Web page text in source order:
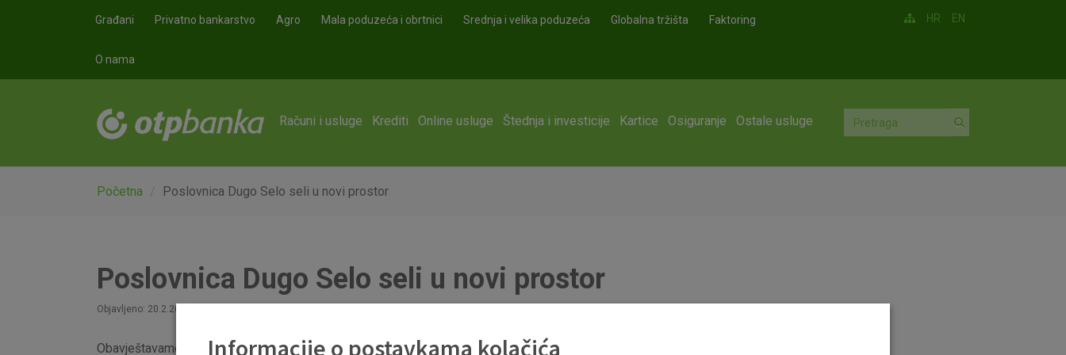
Građani Privatno bankarstvo Agro Mala poduzeća i obrtnici Srednja i velika poduzeća Globalna tržišta Faktoring
O nama
HR EN
Računi i usluge Krediti Online usluge Štednja i investicije Kartice Osiguranje Ostale usluge
Početna Poslovnica Dugo Selo seli u novi prostor
Poslovnica Dugo Selo seli u novi prostor
Objavljeno: 20.2.2023
Obavještavamo vas da poslovnica Dugo Selo u petak, 24. veljače 2023. neće poslovati s klijentima zbog preseljenja u novi prostor.
Informacije o postavkama kolačića